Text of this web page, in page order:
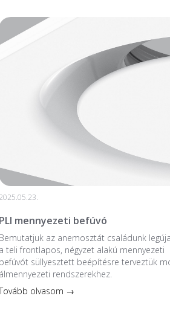
2025.05.23.
PLI mennyezeti befúvó
Bemutatjuk az anemosztát családunk
a teli frontlapos, négyzet alakú mennyezeti
befúvót süllyesztett beépítésre terveztük
álmennyezeti rendszerekhez.
olvasom →